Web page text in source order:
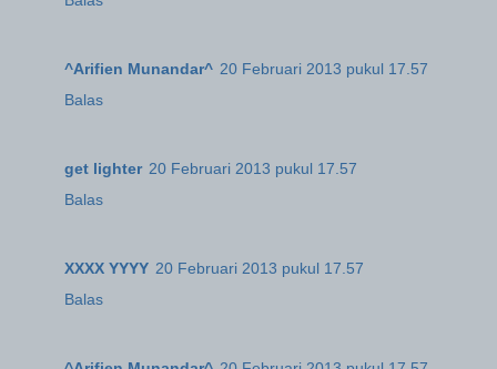
^Arifien Munandar^ 20 Februari 2013 pukul 17.57
Balas
get lighter 20 Februari 2013 pukul 17.57
Balas
XXXX YYYY 20 Februari 2013 pukul 17.57
Balas